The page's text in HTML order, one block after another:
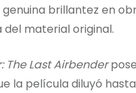
brillantez en
material original.
The Last Airbender
la película diluyó